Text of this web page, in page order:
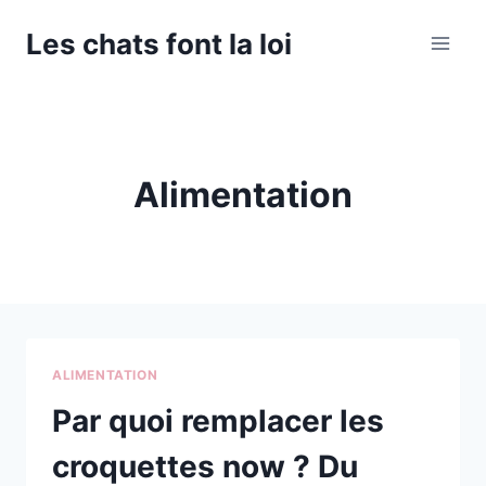
Les chats font la loi
Alimentation
ALIMENTATION
Par quoi remplacer les
croquettes now ? Du